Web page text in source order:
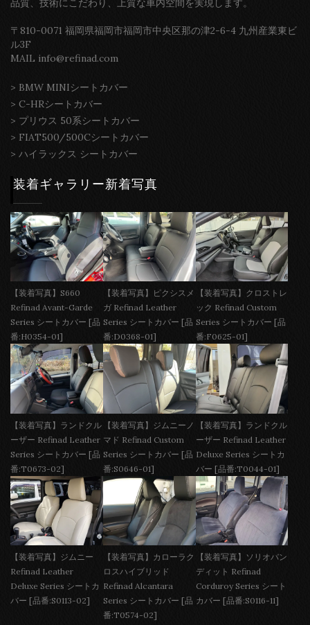
品質、技術にこだわり、上質な車内空間を実現します。
〒810-0071 福岡県福岡市福岡市中央区那の津2-6-4 九州産業東ビ
ル3F
MAIL info@refinad.com
> BMW MINIシートカバー
> C-HRシートカバー
> プリウス 50系シートカバー
> FIAT500/500Cシートカバー
> ハイラックス シートカバー
装着ギャラリー新着写真
【装着写真】S660
Refinad Avant-Garde
Series シートカバー [品
番:H0354-01]
【装着写真】ピクシスメ
ガ Refinad Leather
Series シートカバー [品
番:D0368-01]
【装着写真】クロストレ
ック Refinad Custom
Series シートカバー [品
番:F0625-01]
【装着写真】ランドクル
ーザー Refinad Leather
Series シートカバー [品
番:T0673-02]
【装着写真】ジムニーノ
マド Refinad Custom
Series シートカバー [品
番:S0646-01]
【装着写真】ランドクル
ーザー Refinad Leather
Deluxe Series シートカ
バー [品番:T0044-01]
【装着写真】ジムニー
Refinad Leather
Deluxe Series シートカ
バー [品番:S0113-02]
【装着写真】カローラク
ロスハイブリッド
Refinad Alcantara
Series シートカバー [品
番:T0574-02]
【装着写真】ソリオバン
ディット Refinad
Corduroy Series シート
カバー [品番:S0116-11]